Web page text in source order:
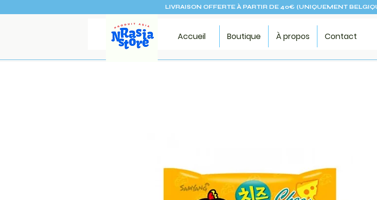
Accueil Boutique À propos Contact
LIVRAISON OFFERTE À PARTIR DE 40€ (UNIQUEMENT